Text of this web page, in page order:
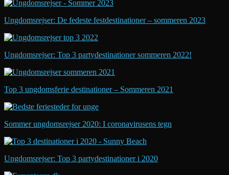
Ungdomsrejser: De fedeste festdestinationer – sommeren 2023
Ungdomsrejser: Top 3 partydestinationer sommeren 2022!
Top 3 ungdomsferie destinationer – Sommeren 2021
Sommer ungdomsrejser 2020: I coronavirusens tegn
Ungdomsrejser: Top 3 partydestinationer i 2020